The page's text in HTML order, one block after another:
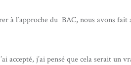
à l’approche du BAC, nous avons
accepté, j’ai pensé que cela serait un